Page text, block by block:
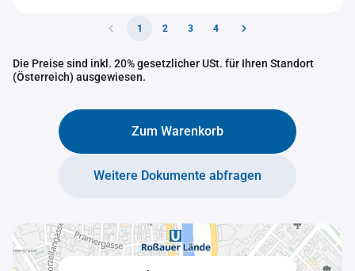
1 2 3 4
Die Preise sind inkl. 20% gesetzlicher USt. für Ihren Standort
(Österreich) ausgewiesen.
Zum Warenkorb
Weitere Dokumente abfragen